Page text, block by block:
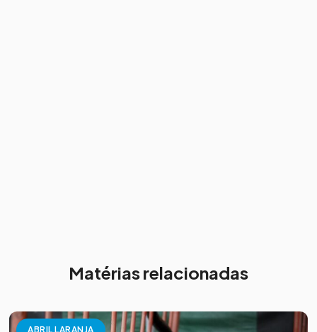
Matérias relacionadas
ABRIL LARANJA